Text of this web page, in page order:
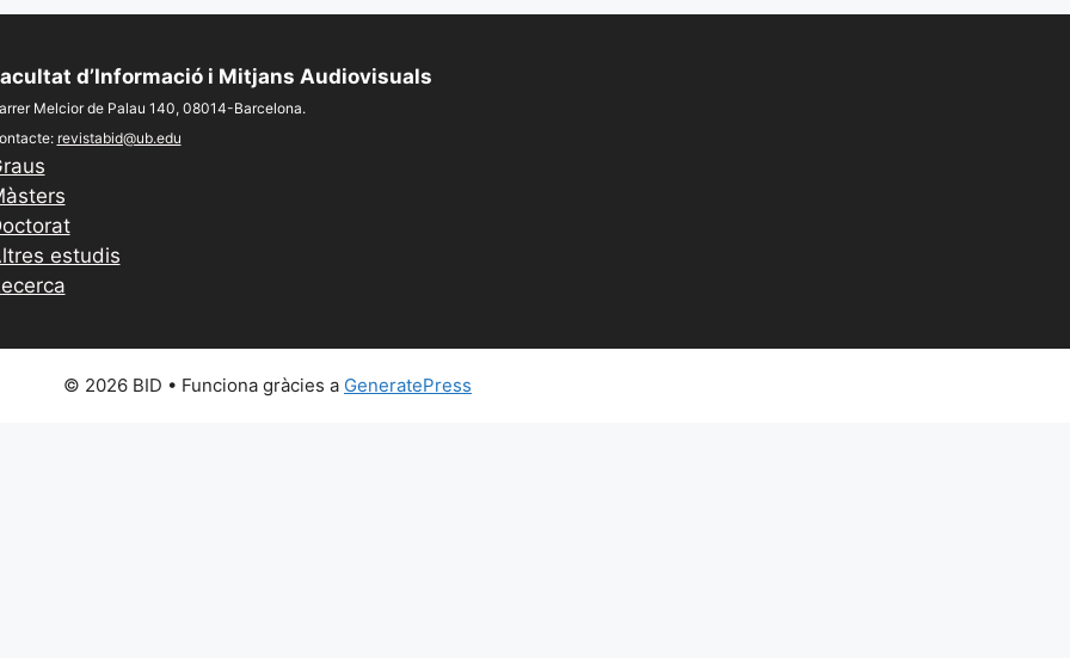
d’Informació i Mitjans Audiovisuals
Melcior de Palau 140, 08014-Barcelona.
revistabid@ub.edu
estudis
© 2026 BID • Funciona gràcies a GeneratePress